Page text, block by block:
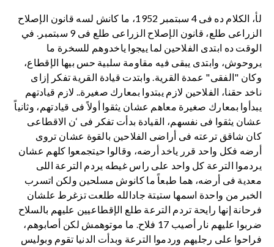
لأ، الكلام ده فى 4 سبتمبر 1952، ما كانش لسه قانون الإصلاح
الزراعى طلع، قانون الإصلاح الزراعى طلع فى 9 سبتمبر. في
الوقت ده ابتدى الفلاحين لما ييجوا ياخدوهم للسخرة ما
يروحوش، وابتدى يبقى فيه مقاومة سلبية حس بيها الإقطاع،
وكان "الفقى" عمدة القرية. وابتدت قيادة القرية تفكر إزاى
ناخد حقنا، الفلاحين لازم يبتدوا بمعارك صغيرة.. لازم قيادتهم
يبدأوا بمعارك صغيرة معاهم عشان يثقوا أولاً فى قيادتهم، وثانياً
عشان يثقوا فى نفسهم، القيادة بدأت تفكر فى ‘ن الاقطاعى
كان شاقق ترعته فى أراضى الفلاحين بالقوة عشان تروى
أرضه فكل واحد قرر ياخد أرضه، وقالوا حيتجمعوا كلهم عشان
يردموا الترعة كل واحد على راس غيطه يردم الترعة اللى
معدية فى أرضه، هما طبعاً ما كانوش مسلحين ولكن اتسرب
الخبر من واحدة اسمها ستيتة جادالله طلعت تزغرط علشان
فرحانة إنها رايحة تردم الترعة طلع الإقطاعيين عليهم بالسلاح
ضربوا عليهم نار أصيب 17 فلاح. ما موتوهمش لكن أصابوهم،
فراحوا على رجليهم وردموا الترعة وبدأت الدنيا تقوم وبوليس